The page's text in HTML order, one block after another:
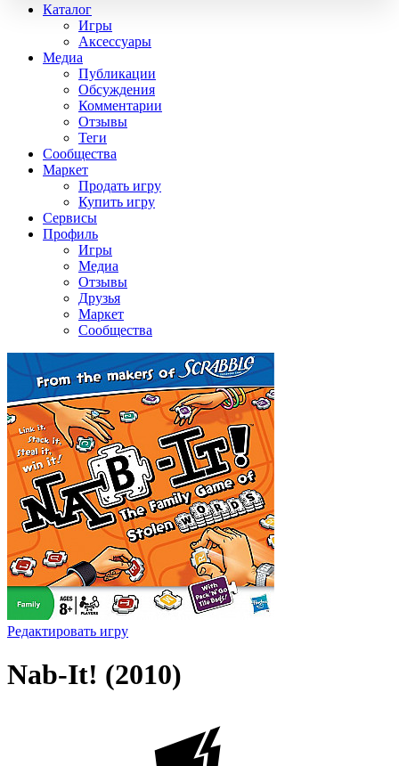
Каталог
Игры
Аксессуары
Медиа
Публикации
Обсуждения
Комментарии
Отзывы
Теги
Сообщества
Маркет
Продать игру
Купить игру
Сервисы
Профиль
Игры
Медиа
Отзывы
Друзья
Маркет
Сообщества
Редактировать игру
Nab-It! (2010)